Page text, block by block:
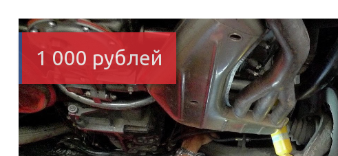
1 000 рублей